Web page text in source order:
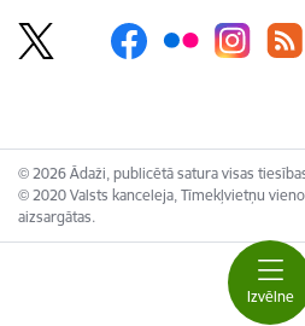
Izvēlne
© 2026 Ādaži, publicētā satura visas
© 2020 Valsts kanceleja, Tīmekļvietņu
aizsargātas.